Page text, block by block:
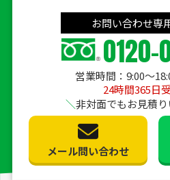
お問い合わせ専
0120-
営業時間：9:00〜
24時間365日
非対面でもお見積り
メール問い合わせ